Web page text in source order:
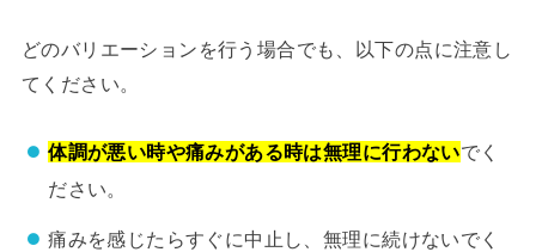
どのバリエーションを行う場合でも、以下の点に注意し
てください。
体調が悪い時や痛みがある時は無理に行わないでく
ださい。
痛みを感じたらすぐに中止し、無理に続けないでく